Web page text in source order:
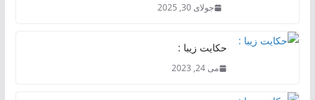
جولای 30, 2025
حکایت زیبا :
می 24, 2023